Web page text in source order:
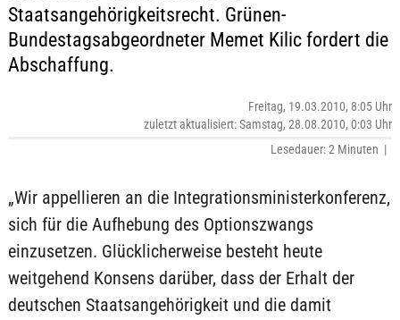
Staatsangehörigkeitsrecht. Grünen-
Bundestagsabgeordneter Memet Kilic fordert die
Abschaffung.
Freitag, 19.03.2010, 8:05 Uhr
zuletzt aktualisiert: Samstag, 28.08.2010, 0:03 Uhr
Lesedauer: 2 Minuten |
„Wir appellieren an die Integrationsministerkonferenz,
sich für die Aufhebung des Optionszwangs
einzusetzen. Glücklicherweise besteht heute
weitgehend Konsens darüber, dass der Erhalt der
deutschen Staatsangehörigkeit und die damit